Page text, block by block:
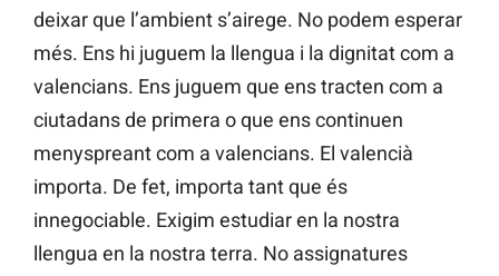
deixar que l’ambient s’airege. No podem esperar
més. Ens hi juguem la llengua i la dignitat com a
valencians. Ens juguem que ens tracten com a
ciutadans de primera o que ens continuen
menyspreant com a valencians. El valencià
importa. De fet, importa tant que és
innegociable. Exigim estudiar en la nostra
llengua en la nostra terra. No assignatures